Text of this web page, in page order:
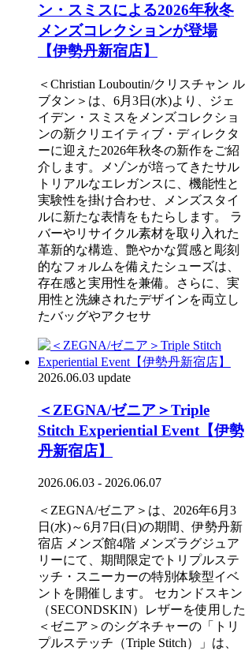
ン・スミスによる2026年秋冬
メンズコレクションが登場
【伊勢丹新宿店】
＜Christian Louboutin/クリスチャン ル
ブタン＞は、6月3日(水)より、ジェ
イデン・スミスをメンズコレクショ
ンの新クリエイティブ・ディレクタ
ーに迎えた2026年秋冬の新作をご紹
介します。メゾンが培ってきたサル
トリアルなエレガンスに、機能性と
実験性を掛け合わせ、メンズスタイ
ルに新たな表情をもたらします。 ラ
バーやリサイクル素材を取り入れた
革新的な構造、艶やかな質感と彫刻
的なフォルムを備えたシューズは、
存在感と実用性を兼備。さらに、実
用性と洗練されたデザインを両立し
たバッグやアクセサ
2026.06.03 update
＜ZEGNA/ゼニア＞Triple
Stitch Experiential Event【伊勢
丹新宿店】
2026.06.03 - 2026.06.07
＜ZEGNA/ゼニア＞は、2026年6月3
日(水)～6月7日(日)の期間、伊勢丹新
宿店 メンズ館4階 メンズラグジュア
リーにて、期間限定でトリプルステ
ッチ・スニーカーの特別体験型イベ
ントを開催します。 セカンドスキン
（SECONDSKIN）レザーを使用した
＜ゼニア＞のシグネチャーの「トリ
プルステッチ（Triple Stitch）」は、